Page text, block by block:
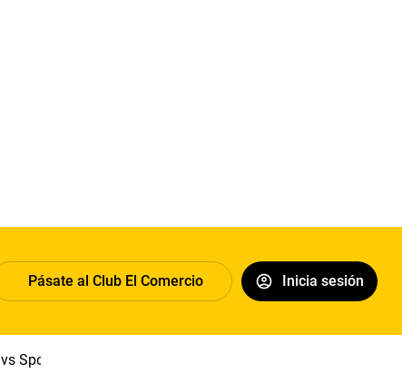
Pásate al Club El Comercio Inicia sesión
Sport Boys